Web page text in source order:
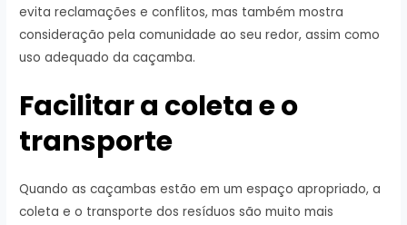
evita reclamações e conflitos, mas também mostra
consideração pela comunidade ao seu redor, assim como
uso adequado da caçamba.
Facilitar a coleta e o
transporte
Quando as caçambas estão em um espaço apropriado, a
coleta e o transporte dos resíduos são muito mais